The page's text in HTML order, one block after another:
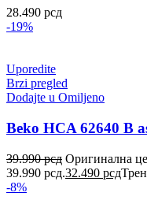
28.490 рсд
-19%
Uporedite
Brzi pregled
Dodajte u Omiljeno
Beko HCA 62640 B
39.990рсд Оригинална
39.990 рсд.32.490 рсд
-8%